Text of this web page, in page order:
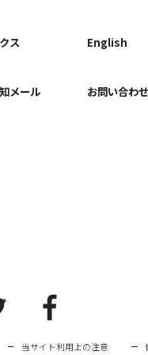
ス
メール
English
お問い合わせ
当サイト利用上の注意